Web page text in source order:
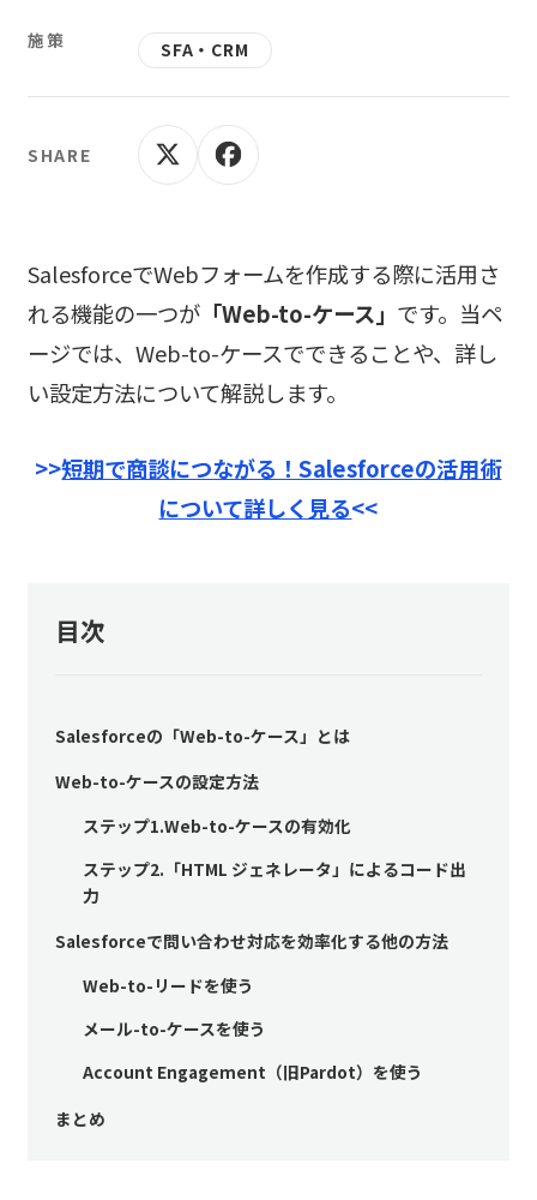
SalesforceでWebフォームを作成する際に活用さ
れる機能の一つが「Web-to-ケース」 です。当ペ
ージでは、Web-to-ケースでできることや、詳し
い設定方法について解説します。
>>短期で商談につながる！Salesforceの活用術
について詳しく見る<<
目次
Salesforceの「Web-to-ケース」とは
Web-to-ケースの設定方法
ステップ1.Web-to-ケースの有効化
ステップ2.「HTML ジェネレータ」によるコード出
力
Salesforceで問い合わせ対応を効率化する他の方法
Web-to-リードを使う
メール-to-ケースを使う
Account Engagement（旧Pardot）を使う
まとめ
施策 SFA・CRM
SHARE